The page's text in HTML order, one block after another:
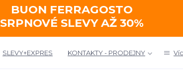
BUON FERRAGOSTO
SRPNOVÉ SLEVY AŽ 30%
SLEVY+EXPRES KONTAKTY - PRODEJNY